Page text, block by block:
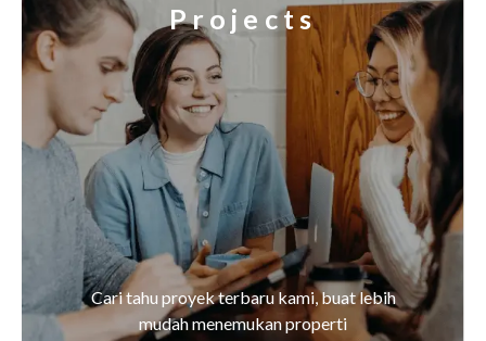
Projects
Cari tahu proyek terbaru kami, buat lebih
mudah menemukan properti